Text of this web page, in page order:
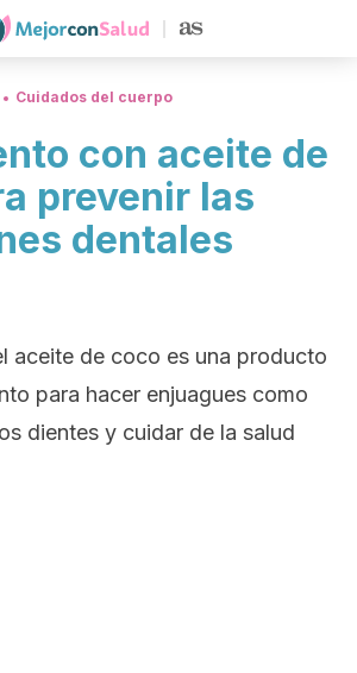
Cuidados del cuerpo
con aceite de
prevenir las
dentales
aceite de coco es una producto
para hacer enjuagues como
dientes y cuidar de la salud